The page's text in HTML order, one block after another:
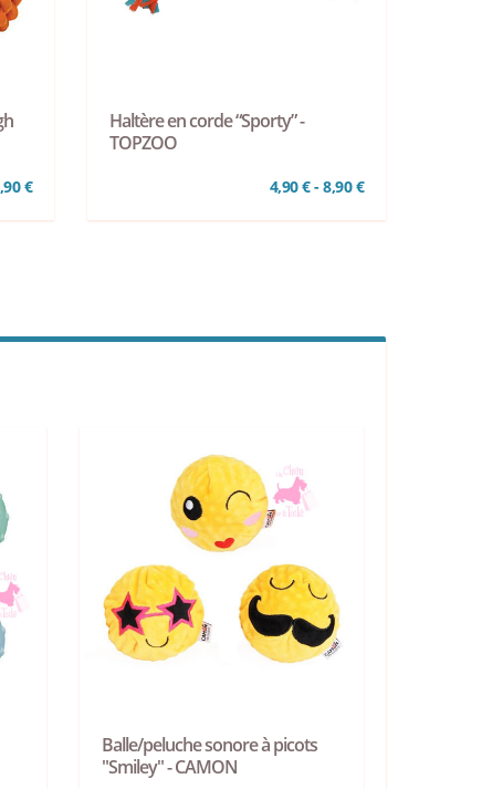
€
Haltère en corde “Sporty” -
TOPZOO
4,90 € - 8,90 €
Balle/peluche sonore à picots
"Smiley" - CAMON